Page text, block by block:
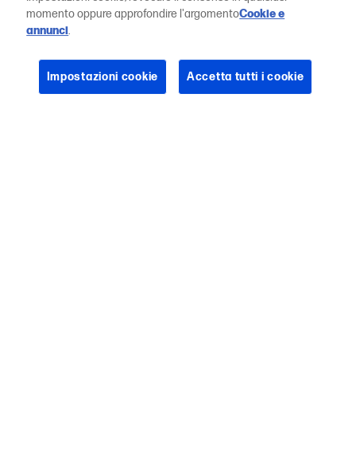
momento oppure approfondire l'argomentoCookie e
annunci.
Impostazioni cookie Accetta tutti i cookie